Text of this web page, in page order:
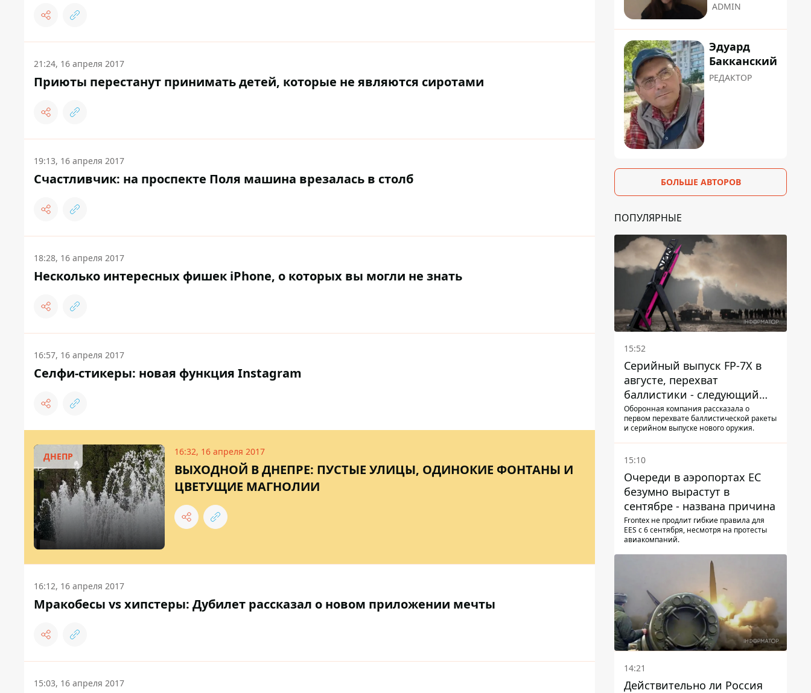
21:24, 16 апреля 2017
Приюты перестанут принимать детей, которые не являются сиротами
19:13, 16 апреля 2017
Счастливчик: на проспекте Поля машина врезалась в столб
18:28, 16 апреля 2017
Несколько интересных фишек iPhone, о которых вы могли не знать
16:57, 16 апреля 2017
Селфи-стикеры: новая функция Instagram
ДНЕПР 16:32, 16 апреля 2017
ВЫХОДНОЙ В ДНЕПРЕ: ПУСТЫЕ УЛИЦЫ, ОДИНОКИЕ ФОНТАНЫ И
ЦВЕТУЩИЕ МАГНОЛИИ
16:12, 16 апреля 2017
Мракобесы vs хипстеры: Дубилет рассказал о новом приложении мечты
15:03, 16 апреля 2017
ADMIN
Эдуард
Бакканский
РЕДАКТОР
БОЛЬШЕ АВТОРОВ
ПОПУЛЯРНЫЕ
15:52
Серийный выпуск FP-7X в
августе, перехват
баллистики - следующий
этап - Fire Point
конкретизировало планы
Оборонная компания рассказала о
первом перехвате баллистической ракеты
и серийном выпуске нового оружия.
15:10
Очереди в аэропортах ЕС
безумно вырастут в
сентябре - названа причина
Frontex не продлит гибкие правила для
EES с 6 сентября, несмотря на протесты
авиакомпаний.
14:21
Действительно ли Россия